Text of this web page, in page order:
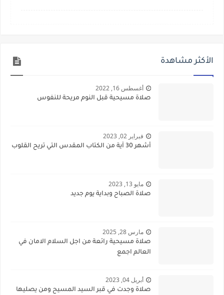
الأكثر مشاهدة
أغسطس 16, 2022
صلاة مسيحية قبل النوم مريحة للنفوس
فبراير 02, 2023
أشهر 30 آية من الكتاب المقدس التي تريح القلوب
مايو 13, 2023
صلاة الصباح وبداية يوم جديد
مارس 28, 2025
صلاة مسيحية رائعة من اجل السلام الامان في
العالم اجمع
أبريل 04, 2023
صلاة وجدت في قبر السيد المسيح ومن يصليها